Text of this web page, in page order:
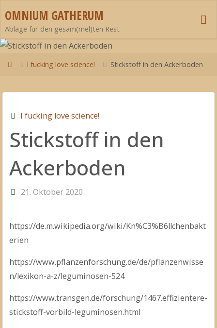
Inhalt
springen
OMNIUM GATHERUM
Ablage für den gesam(mel)ten Rest
StartI fucking love science! Stickstoff in den Ackerboden
I fucking love science!
Stickstoff in den
Ackerboden
21. Oktober 2020
https://de.m.wikipedia.org/wiki/Kn%C3%B6llchenbakt
erien
https://www.pflanzenforschung.de/de/pflanzenwisse
n/lexikon-a-z/leguminosen-524
https://www.transgen.de/forschung/1467.effizientere-
stickstoff-vorbild-leguminosen.html